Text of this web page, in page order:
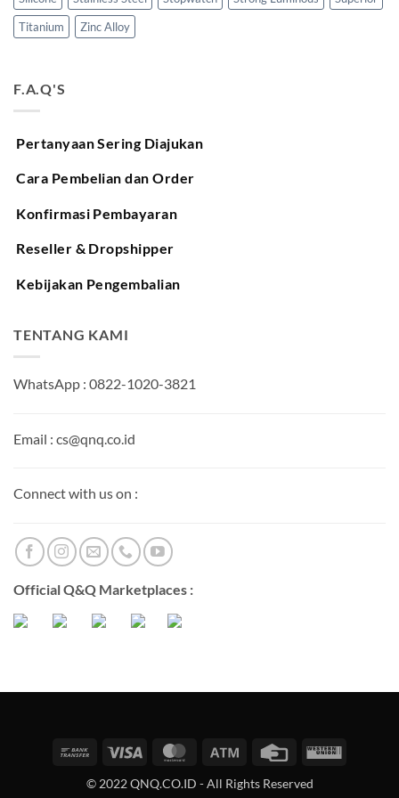
Titanium
Zinc Alloy
F.A.Q'S
Pertanyaan Sering Diajukan
Cara Pembelian dan Order
Konfirmasi Pembayaran
Reseller & Dropshipper
Kebijakan Pengembalian
TENTANG KAMI
WhatsApp : 0822-1020-3821
Email : cs@qnq.co.id
Connect with us on :
Official Q&Q Marketplaces :
Bank
Visa MasterCardAtm
Credit
Western
© 2022 QNQ.CO.ID - All Rights Reserved